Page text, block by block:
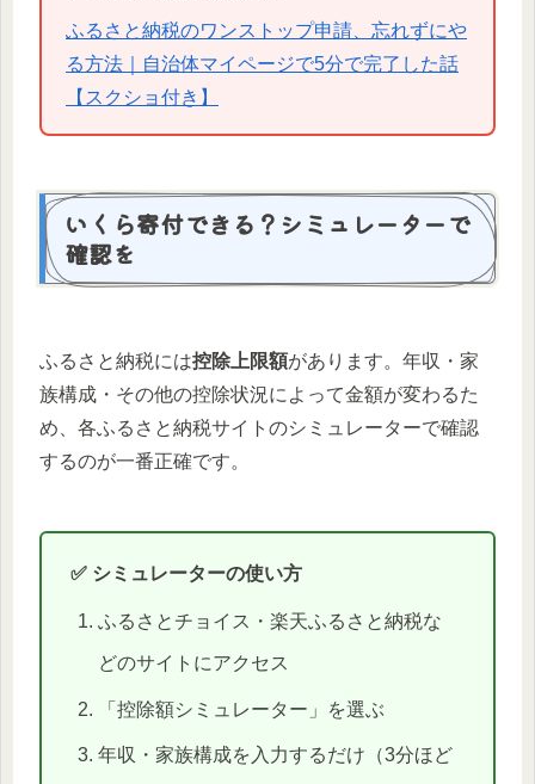
ふるさと納税のワンストップ申請、忘れずにや
る方法｜自治体マイページで5分で完了した話
【スクショ付き】
いくら寄付できる？シミュレーターで
確認を
ふるさと納税には控除上限額があります。年収・家
族構成・その他の控除状況によって金額が変わるた
め、各ふるさと納税サイトのシミュレーターで確認
するのが一番正確です。
✅ シミュレーターの使い方
ふるさとチョイス・楽天ふるさと納税な
どのサイトにアクセス
「控除額シミュレーター」を選ぶ
年収・家族構成を入力するだけ（3分ほど